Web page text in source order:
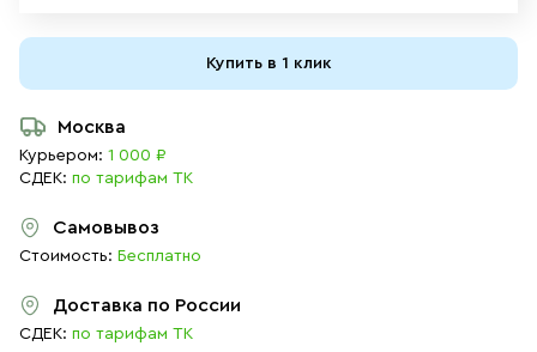
Купить в 1 клик
Москва
Курьером: 1 000 ₽
СДЕК: по тарифам ТК
Самовывоз
Стоимость: Бесплатно
Доставка по России
СДЕК: по тарифам ТК